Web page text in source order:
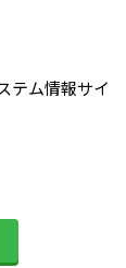
テム情報サイ